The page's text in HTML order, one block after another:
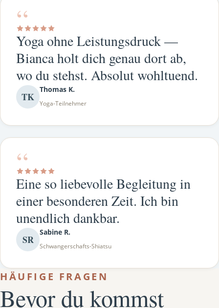
“
Yoga ohne Leistungsdruck —
Bianca holt dich genau dort ab,
wo du stehst. Absolut wohltuend.
TK
Thomas K.
Yoga-Teilnehmer
“
Eine so liebevolle Begleitung in
einer besonderen Zeit. Ich bin
unendlich dankbar.
SR
Sabine R.
Schwangerschafts-Shiatsu
HÄUFIGE FRAGEN
Bevor du kommst